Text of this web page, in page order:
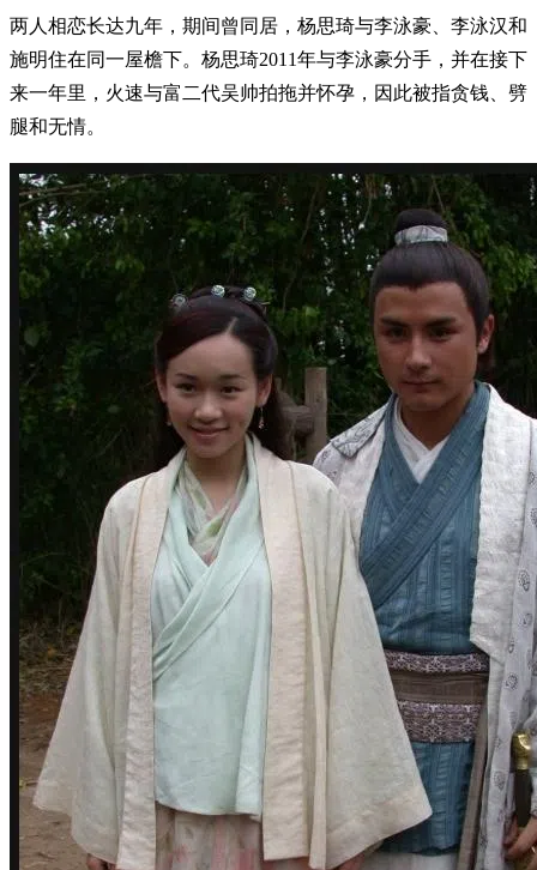
两人相恋长达九年，期间曾同居，杨思琦与李泳豪、李泳汉和
施明住在同一屋檐下。杨思琦2011年与李泳豪分手，并在接下
来一年里，火速与富二代吴帅拍拖并怀孕，因此被指贪钱、劈
腿和无情。